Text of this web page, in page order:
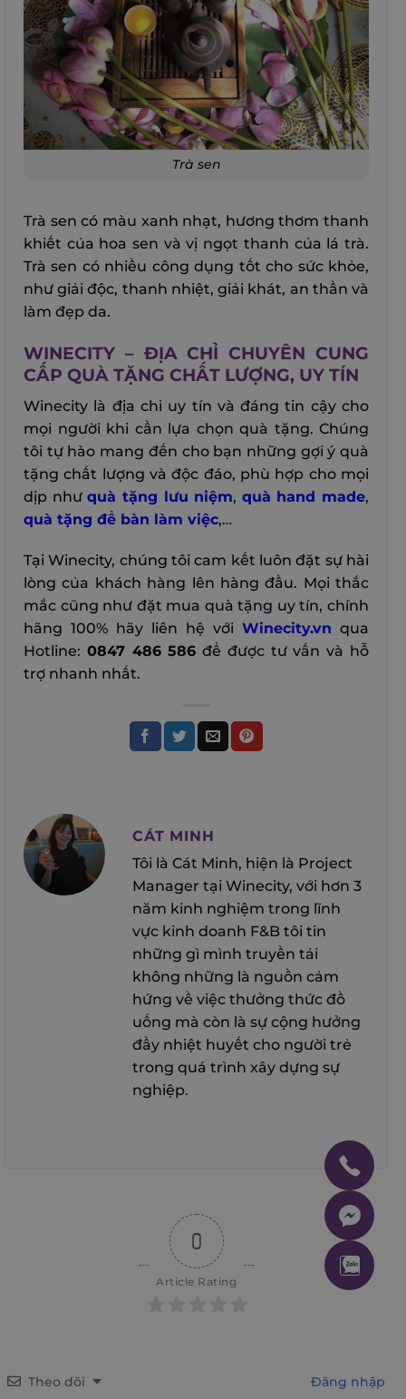
Trà sen
Trà sen có màu xanh nhạt, hương thơm thanh
khiết của hoa sen và vị ngọt thanh của lá trà.
Trà sen có nhiều công dụng tốt cho sức khỏe,
như giải độc, thanh nhiệt, giải khát, an thần và
làm đẹp da.
WINECITY – ĐỊA CHỈ CHUYÊN CUNG
CẤP QUÀ TẶNG CHẤT LƯỢNG, UY TÍN
Winecity là địa chỉ uy tín và đáng tin cậy cho
mọi người khi cần lựa chọn quà tặng. Chúng
tôi tự hào mang đến cho bạn những gợi ý quà
tặng chất lượng và độc đáo, phù hợp cho mọi
dịp nhưquà tặng lưu niệm, quà hand made,
quà tặng để bàn làm việc,…
Tại Winecity, chúng tôi cam kết luôn đặt sự hài
lòng của khách hàng lên hàng đầu. Mọi thắc
mắc cũng như đặt mua quà tặng uy tín, chính
hãng 100% hãy liên hệ với Winecity.vn qua
Hotline: 0847 486 586 để được tư vấn và hỗ
trợ nhanh nhất.
CÁT MINH
Tôi là Cát Minh, hiện là Project
Manager tại Winecity, với hơn 3
năm kinh nghiệm trong lĩnh
vực kinh doanh F&B tôi tin
những gì mình truyền tải
không những là nguồn cảm
hứng về việc thưởng thức đồ
uống mà còn là sự cộng hưởng
đầy nhiệt huyết cho người trẻ
trong quá trình xây dựng sự
nghiệp.
0
Article Rating
Theo dõi Đăng nhập